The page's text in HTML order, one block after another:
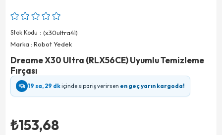
Stok Kodu
(x30ultra41)
Marka : Robot Yedek
Dreame X30 Ultra (RLX56CE) Uyumlu Temizleme
Fırçası
19 sa, 29 dkiçinde sipariş verirsen en geç yarın kargoda!
₺153,68